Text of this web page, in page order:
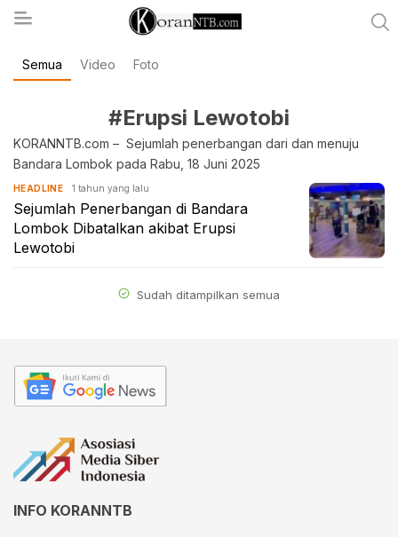
koranntb.com
Semua Video Foto
#Erupsi Lewotobi
KORANNTB.com – Sejumlah penerbangan dari dan menuju
Bandara Lombok pada Rabu, 18 Juni 2025
HEADLINE 1 tahun yang lalu
Sejumlah Penerbangan di Bandara
Lombok Dibatalkan akibat Erupsi
Lewotobi
Sudah ditampilkan semua
INFO KORANNTB